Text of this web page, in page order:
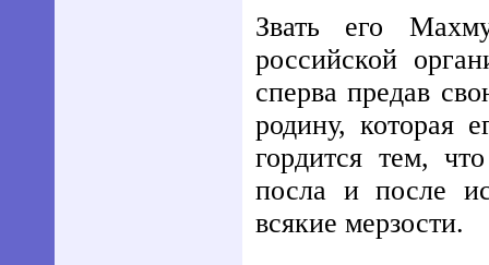
Звать его
российской
сперва предав
родину, которая
гордится тем,
посла и после
всякие мерзости.